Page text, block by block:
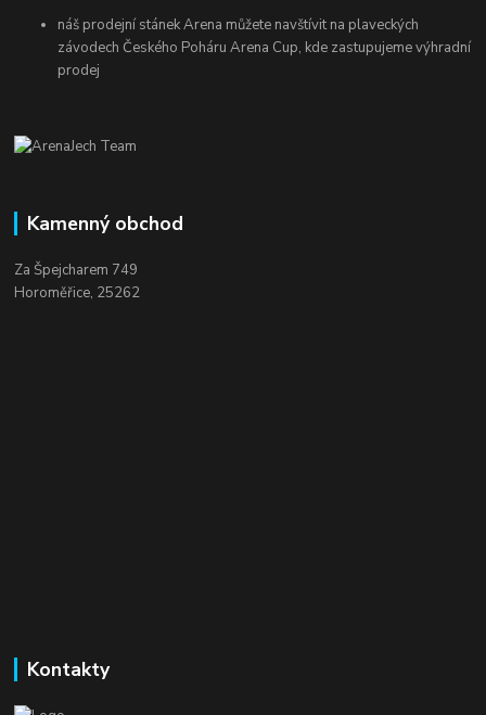
náš prodejní stánek Arena můžete navštívit na plaveckých
závodech Českého Poháru Arena Cup, kde zastupujeme výhradní
prodej
Kamenný obchod
Za Špejcharem 749
Horoměřice, 25262
Kontakty